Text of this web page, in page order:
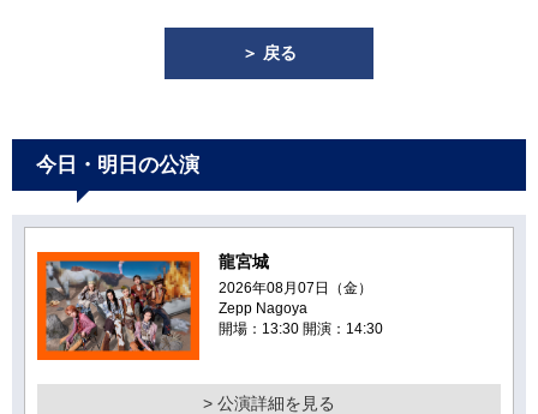
＞ 戻る
今日・明日の公演
龍宮城
2026年08月07日（金）
Zepp Nagoya
開場：13:30 開演：14:30
> 公演詳細を見る